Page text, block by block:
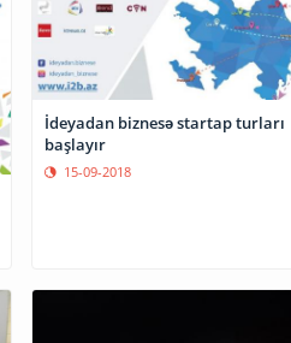
İdeyadan biznesə startap turları
başlayır
15-09-2018